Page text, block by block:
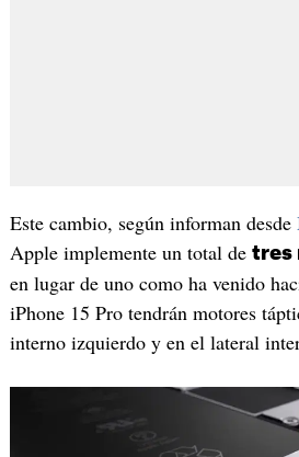
Este cambio, según informan desde
Apple implemente un total de tres
en lugar de uno como ha venido
iPhone 15 Pro tendrán motores
interno izquierdo y en el lateral